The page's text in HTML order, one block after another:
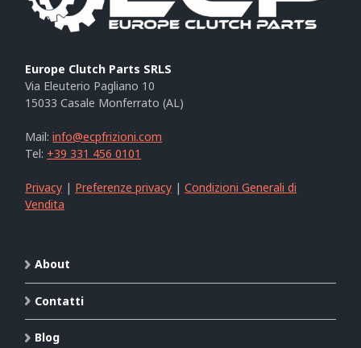
Europe Clutch Parts SRLS
Via Eleuterio Pagliano 10
15033 Casale Monferrato (AL)
Mail:info@ecpfrizioni.com
Tel: +39 331 456 0101
Privacy | Preferenze privacy |Condizioni Generali di
Vendita
About
Contatti
Blog